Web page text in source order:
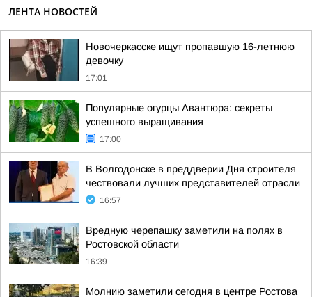
ЛЕНТА НОВОСТЕЙ
Новочеркасске ищут пропавшую 16-летнюю
девочку
17:01
Популярные огурцы Авантюра: секреты
успешного выращивания
17:00
В Волгодонске в преддверии Дня строителя
чествовали лучших представителей отрасли
16:57
Вредную черепашку заметили на полях в
Ростовской области
16:39
Молнию заметили сегодня в центре Ростова